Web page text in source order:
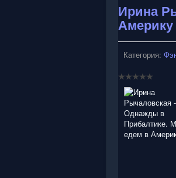
Ирина
Америку
Категория: